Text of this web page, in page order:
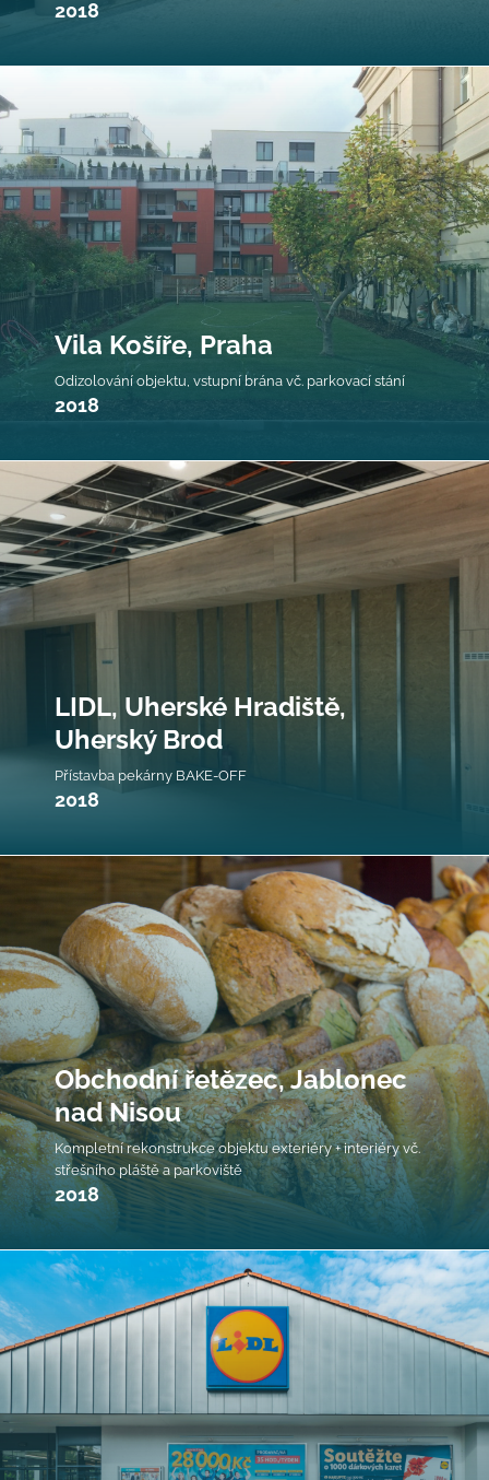
2018
Vila Košíře, Praha
Odizolování objektu, vstupní brána vč. parkovací stání
2018
LIDL, Uherské Hradiště,
Uherský Brod
Přístavba pekárny BAKE-OFF
2018
Obchodní řetězec, Jablonec
nad Nisou
Kompletní rekonstrukce objektu exteriéry + interiéry vč.
střešního pláště a parkoviště
2018